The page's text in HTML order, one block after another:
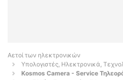
Αετοί των ηλεκτρονικών
Υπολογιστές, Ηλεκτρονικά,
Kosmos Camera - Service